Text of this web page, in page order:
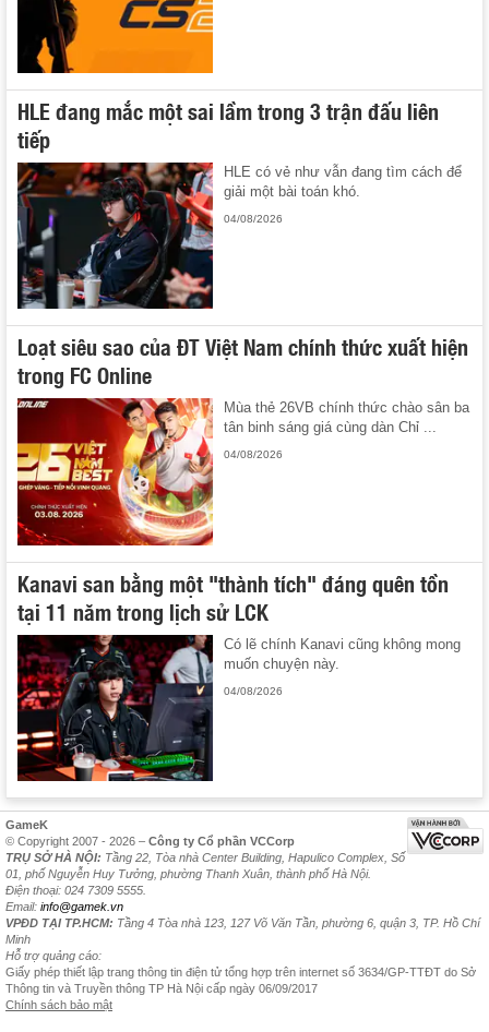
HLE đang mắc một sai lầm trong 3 trận đấu liên
tiếp
HLE có vẻ như vẫn đang tìm cách để
giải một bài toán khó.
04/08/2026
Loạt siêu sao của ĐT Việt Nam chính thức xuất hiện
trong FC Online
Mùa thẻ 26VB chính thức chào sân ba
tân binh sáng giá cùng dàn Chỉ ...
04/08/2026
Kanavi san bằng một "thành tích" đáng quên tồn
tại 11 năm trong lịch sử LCK
Có lẽ chính Kanavi cũng không mong
muốn chuyện này.
04/08/2026
GameK
© Copyright 2007 - 2026 – Công ty Cổ phần VCCorp
TRỤ SỞ HÀ NỘI: Tầng 22, Tòa nhà Center Building, Hapulico Complex, Số
01, phố Nguyễn Huy Tưởng, phường Thanh Xuân, thành phố Hà Nội.
Điện thoại: 024 7309 5555.
Email: info@gamek.vn
VPĐD TẠI TP.HCM: Tầng 4 Tòa nhà 123, 127 Võ Văn Tần, phường 6, quận 3, TP. Hồ Chí
Minh
Hỗ trợ quảng cáo:
Giấy phép thiết lập trang thông tin điện tử tổng hợp trên internet số 3634/GP-TTĐT do Sở
Thông tin và Truyền thông TP Hà Nội cấp ngày 06/09/2017
Chính sách bảo mật